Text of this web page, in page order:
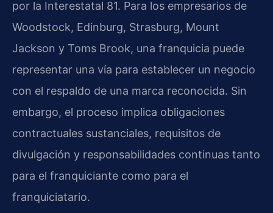
por la Interestatal 81. Para los empresarios de
Woodstock, Edinburg, Strasburg, Mount
Jackson y Toms Brook, una franquicia puede
representar una vía para establecer un negocio
con el respaldo de una marca reconocida. Sin
embargo, el proceso implica obligaciones
contractuales sustanciales, requisitos de
divulgación y responsabilidades continuas tanto
para el franquiciante como para el
franquiciatario.